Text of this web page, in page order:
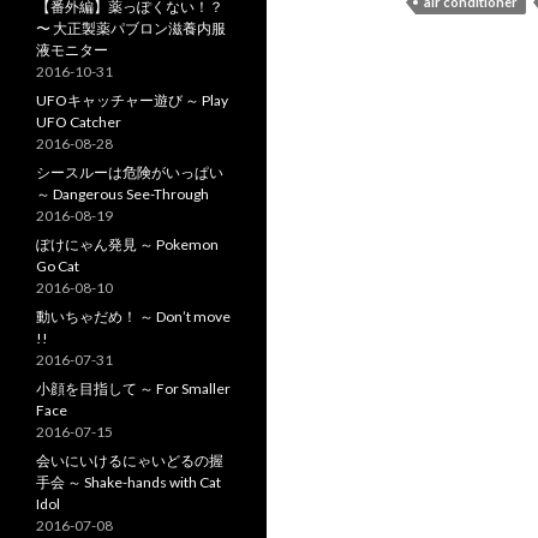
【番外編】薬っぽくない！？
〜 大正製薬パブロン滋養内服
液モニター
2016-10-31
UFOキャッチャー遊び ～ Play
UFO Catcher
2016-08-28
シースルーは危険がいっぱい
～ Dangerous See-Through
2016-08-19
ぽけにゃん発見 ～ Pokemon
Go Cat
2016-08-10
動いちゃだめ！ ～ Don’t move
!!
2016-07-31
小顔を目指して ～ For Smaller
Face
2016-07-15
会いにいけるにゃいどるの握
手会 ～ Shake-hands with Cat
Idol
2016-07-08